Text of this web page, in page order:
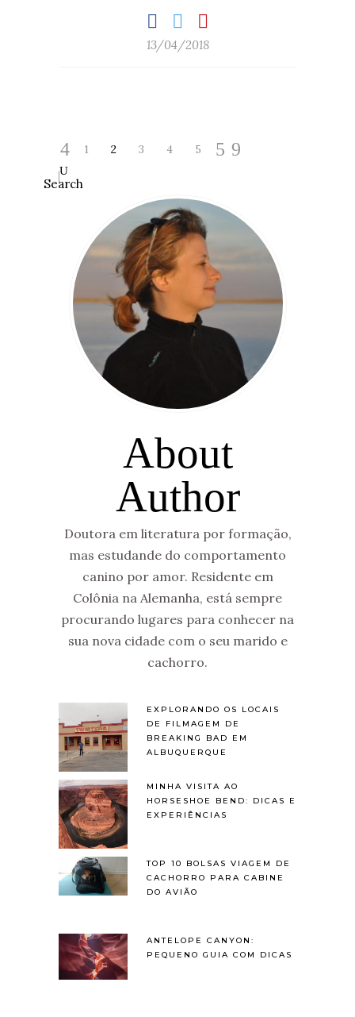
13/04/2018
1 2 3 4 5
Search
About
Author
Doutora em literatura por formação,
mas estudande do comportamento
canino por amor. Residente em
Colônia na Alemanha, está sempre
procurando lugares para conhecer na
sua nova cidade com o seu marido e
cachorro.
EXPLORANDO OS LOCAIS
DE FILMAGEM DE
BREAKING BAD EM
ALBUQUERQUE
MINHA VISITA AO
HORSESHOE BEND: DICAS E
EXPERIÊNCIAS
TOP 10 BOLSAS VIAGEM DE
CACHORRO PARA CABINE
DO AVIÃO
ANTELOPE CANYON:
PEQUENO GUIA COM DICAS